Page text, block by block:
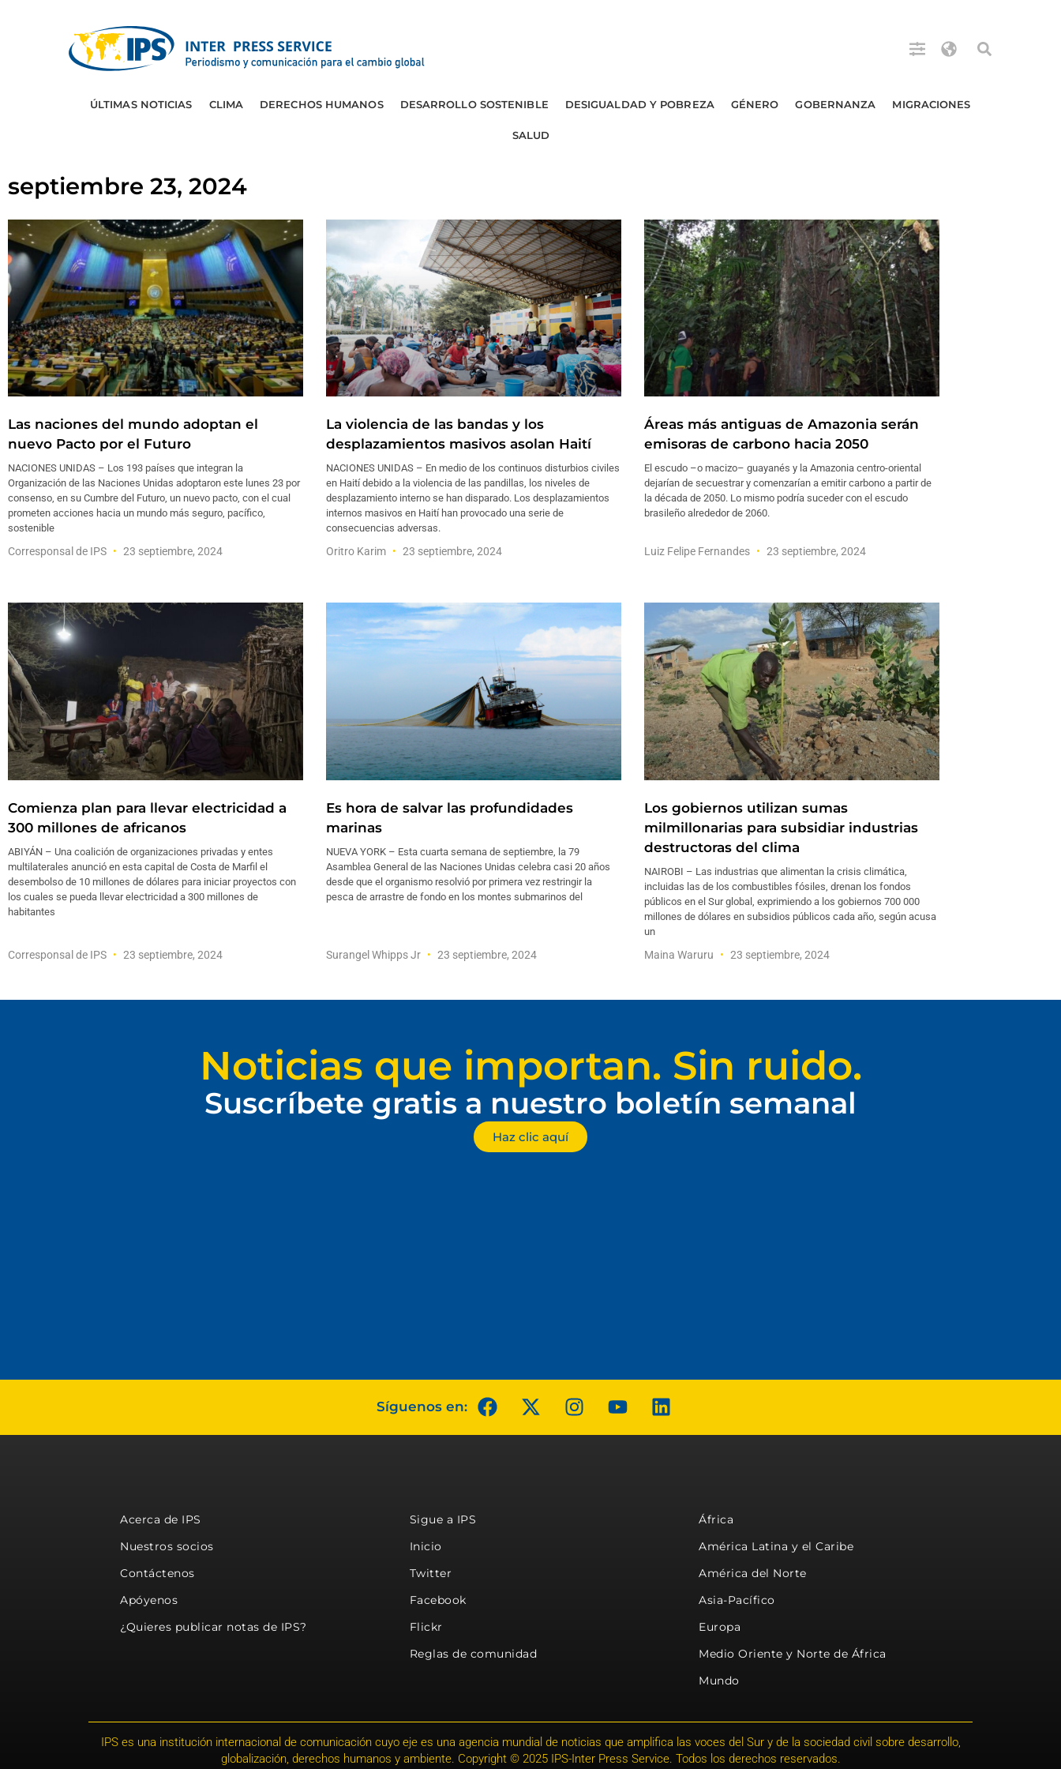
ÚLTIMAS NOTICIAS CLIMA DERECHOS HUMANOS DESARROLLO SOSTENIBLE DESIGUALDAD Y POBREZA GÉNERO GOBERNANZA MIGRACIONES
SALUD
septiembre 23, 2024
Las naciones del mundo adoptan el
nuevo Pacto por el Futuro
NACIONES UNIDAS – Los 193 países que integran la
Organización de las Naciones Unidas adoptaron este lunes 23 por
consenso, en su Cumbre del Futuro, un nuevo pacto, con el cual
prometen acciones hacia un mundo más seguro, pacífico,
sostenible
Corresponsal de IPS 23 septiembre, 2024
La violencia de las bandas y los
desplazamientos masivos asolan Haití
NACIONES UNIDAS – En medio de los continuos disturbios civiles
en Haití debido a la violencia de las pandillas, los niveles de
desplazamiento interno se han disparado. Los desplazamientos
internos masivos en Haití han provocado una serie de
consecuencias adversas.
Oritro Karim 23 septiembre, 2024
Áreas más antiguas de Amazonia serán
emisoras de carbono hacia 2050
El escudo –o macizo– guayanés y la Amazonia centro-oriental
dejarían de secuestrar y comenzarían a emitir carbono a partir de
la década de 2050. Lo mismo podría suceder con el escudo
brasileño alrededor de 2060.
Luiz Felipe Fernandes 23 septiembre, 2024
Comienza plan para llevar electricidad a
300 millones de africanos
ABIYÁN – Una coalición de organizaciones privadas y entes
multilaterales anunció en esta capital de Costa de Marfil el
desembolso de 10 millones de dólares para iniciar proyectos con
los cuales se pueda llevar electricidad a 300 millones de
habitantes
Corresponsal de IPS 23 septiembre, 2024
Es hora de salvar las profundidades
marinas
NUEVA YORK – Esta cuarta semana de septiembre, la 79
Asamblea General de las Naciones Unidas celebra casi 20 años
desde que el organismo resolvió por primera vez restringir la
pesca de arrastre de fondo en los montes submarinos del
Surangel Whipps Jr 23 septiembre, 2024
Los gobiernos utilizan sumas
milmillonarias para subsidiar industrias
destructoras del clima
NAIROBI – Las industrias que alimentan la crisis climática,
incluidas las de los combustibles fósiles, drenan los fondos
públicos en el Sur global, exprimiendo a los gobiernos 700 000
millones de dólares en subsidios públicos cada año, según acusa
un
Maina Waruru 23 septiembre, 2024
Noticias que importan. Sin ruido.
Suscríbete gratis a nuestro boletín semanal
Haz clic aquí
Síguenos en:
Acerca de IPS
Nuestros socios
Contáctenos
Apóyenos
¿Quieres publicar notas de IPS?
Sigue a IPS
Inicio
Twitter
Facebook
Flickr
Reglas de comunidad
África
América Latina y el Caribe
América del Norte
Asia-Pacífico
Europa
Medio Oriente y Norte de África
Mundo
IPS es una institución internacional de comunicación cuyo eje es una agencia mundial de noticias que amplifica las voces del Sur y de la sociedad civil sobre desarrollo,
globalización, derechos humanos y ambiente. Copyright © 2025 IPS-Inter Press Service. Todos los derechos reservados.